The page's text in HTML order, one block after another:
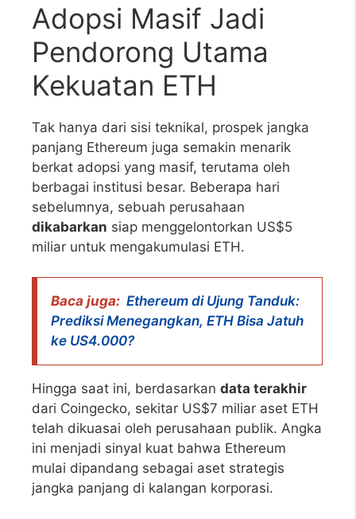
Adopsi Masif Jadi
Pendorong Utama
Kekuatan ETH
Tak hanya dari sisi teknikal, prospek jangka
panjang Ethereum juga semakin menarik
berkat adopsi yang masif, terutama oleh
berbagai institusi besar. Beberapa hari
sebelumnya, sebuah perusahaan
dikabarkan siap menggelontorkan US$5
miliar untuk mengakumulasi ETH.
Baca juga: Ethereum di Ujung Tanduk:
Prediksi Menegangkan, ETH Bisa Jatuh
ke US4.000?
Hingga saat ini, berdasarkan data terakhir
dari Coingecko, sekitar US$7 miliar aset ETH
telah dikuasai oleh perusahaan publik. Angka
ini menjadi sinyal kuat bahwa Ethereum
mulai dipandang sebagai aset strategis
jangka panjang di kalangan korporasi.